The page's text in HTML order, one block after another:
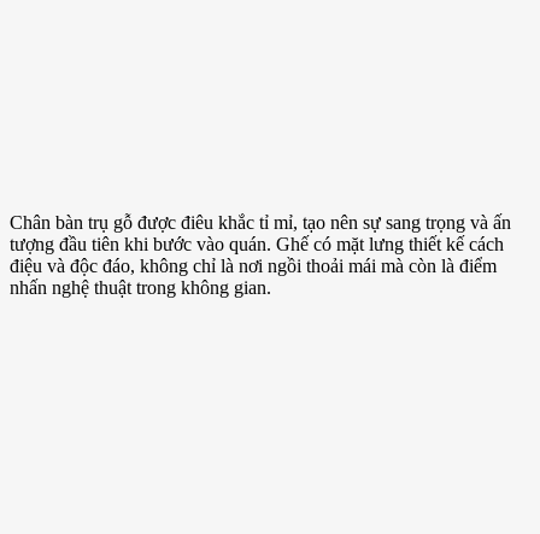
Chân bàn trụ gỗ được điêu khắc tỉ mỉ, tạo nên sự sang trọng và ấn
tượng đầu tiên khi bước vào quán. Ghế có mặt lưng thiết kế cách
điệu và độc đáo, không chỉ là nơi ngồi thoải mái mà còn là điểm
nhấn nghệ thuật trong không gian.